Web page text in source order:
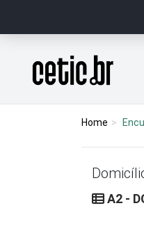
Página inicial
Home
A2 -